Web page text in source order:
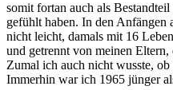
somit fortan auch als
gefühlt haben. In den Anfängen
nicht leicht, damals mit 16
und getrennt von meinen
Zumal ich auch nicht wusste,
Immerhin war ich 1965 jünger